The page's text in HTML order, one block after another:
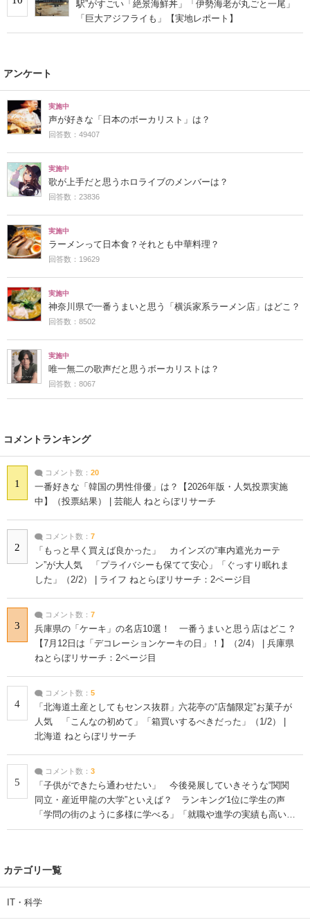
駅”がすごい「絶景海鮮丼」「伊勢海老が丸ごと一尾」
「巨大アジフライも」【実地レポート】
アンケート
実施中
声が好きな「日本のボーカリスト」は？
回答数：49407
実施中
歌が上手だと思うホロライブのメンバーは？
回答数：23836
実施中
ラーメンって日本食？それとも中華料理？
回答数：19629
実施中
神奈川県で一番うまいと思う「横浜家系ラーメン店」はどこ？
回答数：8502
実施中
唯一無二の歌声だと思うボーカリストは？
回答数：8067
コメントランキング
1
コメント数： 20
一番好きな「韓国の男性俳優」は？【2026年版・人気投票実施
中】（投票結果） | 芸能人 ねとらぼリサーチ
2
コメント数： 7
「もっと早く買えば良かった」 カインズの“車内遮光カーテ
ン”が大人気 「プライバシーも保てて安心」「ぐっすり眠れま
した」（2/2） | ライフ ねとらぼリサーチ：2ページ目
3
コメント数： 7
兵庫県の「ケーキ」の名店10選！ 一番うまいと思う店はどこ？
【7月12日は「デコレーションケーキの日」！】（2/4） | 兵庫県
ねとらぼリサーチ：2ページ目
4
コメント数： 5
「北海道土産としてもセンス抜群」六花亭の“店舗限定”お菓子が
人気 「こんなの初めて」「箱買いするべきだった」（1/2） |
北海道 ねとらぼリサーチ
5
コメント数： 3
「子供ができたら通わせたい」 今後発展していきそうな“関関
同立・産近甲龍の大学”といえば？ ランキング1位に学生の声
「学問の街のように多様に学べる」「就職や進学の実績も高い」
| 大学 ねとらぼリサーチ
カテゴリ一覧
IT・科学